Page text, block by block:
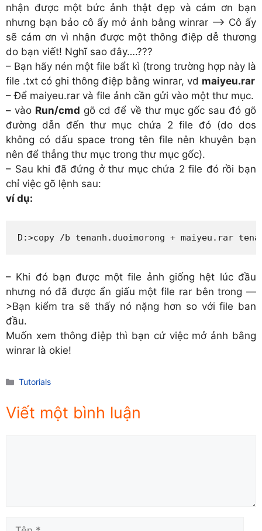
nhận được một bức ảnh thật đẹp và cám ơn bạn
nhưng bạn bảo cô ấy mở ảnh bằng winrar —> Cô ấy
sẽ cám ơn vì nhận được một thông điệp dễ thương
do bạn viết! Nghĩ sao đây….???
– Bạn hãy nén một file bẩt kì (trong trường hợp này là
file .txt có ghi thông điệp bằng winrar, vd maiyeu.rar
– Để maiyeu.rar và file ảnh cần gửi vào một thư mục.
– vào Run/cmd gõ cd để về thư mục gốc sau đó gõ
đường dẫn đến thư mục chứa 2 file đó (do dos
không có dấu space trong tên file nên khuyên bạn
nên để thẳng thư mục trong thư mục gốc).
– Sau khi đã đứng ở thư mục chứa 2 file đó rồi bạn
chỉ việc gõ lệnh sau:
ví dụ:
D:>copy /b tenanh.duoimorong + maiyeu.rar
– Khi đó bạn được một file ảnh giống hệt lúc đầu
nhưng nó đã được ẩn giấu một file rar bên trong —
>Bạn kiểm tra sẽ thấy nó nặng hơn so với file ban
đầu.
Muốn xem thông điệp thì bạn cứ việc mở ảnh bằng
winrar là okie!
Danh
Tutorials
Viết một bình luận
Tên